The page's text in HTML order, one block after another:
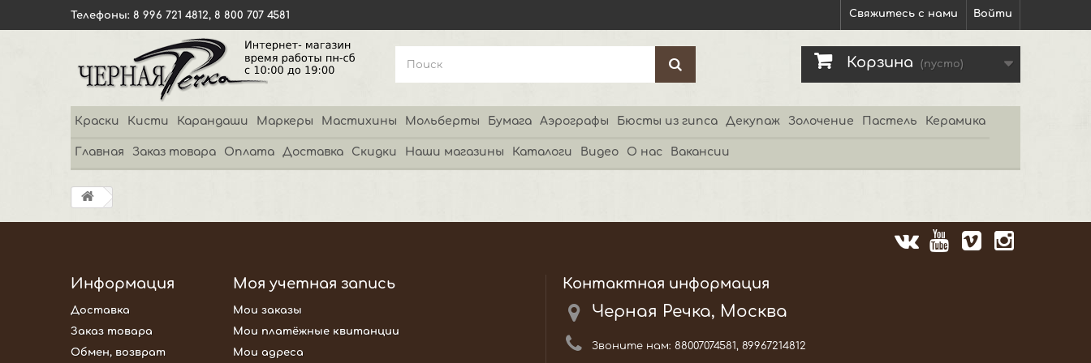
Войти
Свяжитесь с нами
Телефоны: 8 996 721 4812, 8 800 707 4581
Корзина (пусто)
Краски Кисти Карандаши Маркеры Мастихины Мольберты Бумага Аэрографы Бюсты из гипса Декупаж Золочение Пастель Керамика
Главная Заказ товара Оплата Доставка Скидки Наши магазины Каталоги Видео О нас Вакансии
Информация
Доставка
Заказ товара
Обмен, возврат
Моя учетная запись
Мои заказы
Мои платёжные квитанции
Мои адреса
Контактная информация
Черная Речка, Москва
Звоните нам: 88007074581, 89967214812